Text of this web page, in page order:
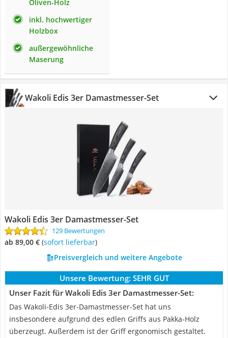
Oliven-Holz
inkl. hochwertiger
Holzbox
außergewöhnliche
Maserung
Wakoli Edis 3er Damastmesser-Set
Wakoli Edis 3er Damastmesser-Set
129 Bewertungen
ab 89,00 € ( Sofort lieferbar)
Preisvergleich und weitere Angebote
Unsere Bewertung: SEHR GUT
Unser Fazit für Wakoli Edis 3er Damastmesser-Set:
Das Wakoli-Edis 3er-Damastmesser-Set hat uns
insbesondere aufgrund des edlen Griffs aus Pakka-Holz
überzeugt. Außerdem ist der Griff ergonomisch gestaltet.